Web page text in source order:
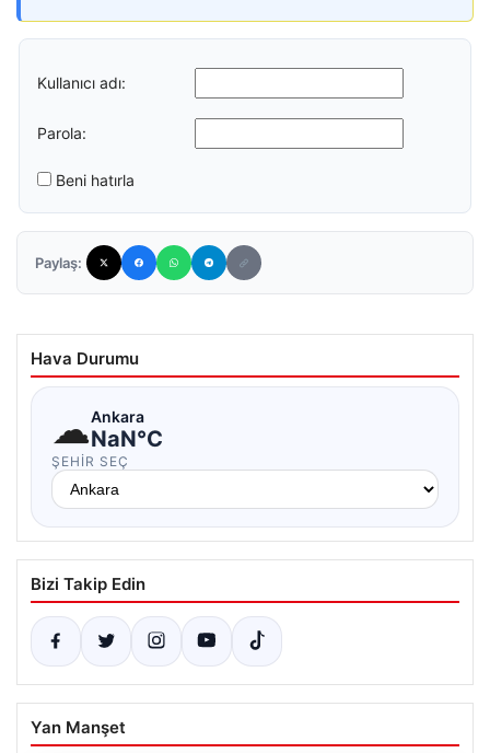
Kullanıcı adı:
Parola:
Beni hatırla
Paylaş:
Hava Durumu
☁Ankara
NaN°C
ŞEHIR SEÇ
Bizi Takip Edin
Yan Manşet